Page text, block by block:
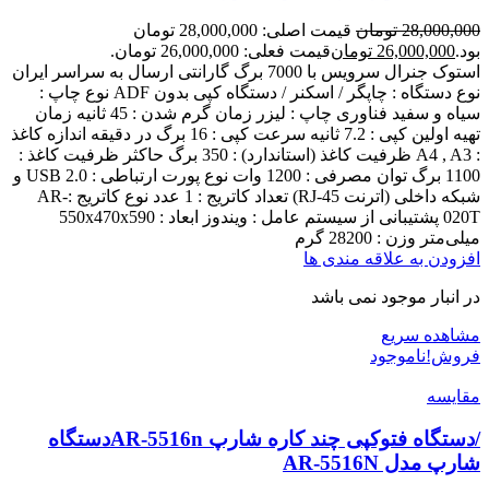
28,000,000 تومان
قیمت اصلی: 28,000,000 تومان
بود.26,000,000 تومانقیمت فعلی: 26,000,000 تومان.
استوک جنرال سرویس با 7000 برگ گارانتی ارسال به سراسر ایران
نوع دستگاه : چاپگر / اسکنر / دستگاه کپی بدون ADF نوع چاپ :
سیاه و سفید فناوری چاپ : لیزر زمان گرم شدن : 45 ثانیه زمان
تهیه اولین کپی : 7.2 ثانیه سرعت کپی : 16 برگ در دقیقه اندازه کاغذ
: A4 , A3 ظرفیت کاغذ (استاندارد) : 350 برگ حاکثر ظرفیت کاغذ :
1100 برگ توان مصرفی : 1200 وات نوع پورت ارتباطی : USB 2.0 و
شبکه داخلی (اترنت RJ-45) تعداد کاتریج : 1 عدد نوع کاتریج :AR-
020T پشتیبانی از سیستم عامل : ویندوز ابعاد : 550x470x590
میلی‌متر وزن : 28200 گرم
افزودن به علاقه مندی ها
در انبار موجود نمی باشد
مشاهده سریع
فروش!ناموجود
مقایسه
/دستگاه فتوکپی چند کاره شارپ AR-5516nدستگاه
شارپ مدل AR-5516N